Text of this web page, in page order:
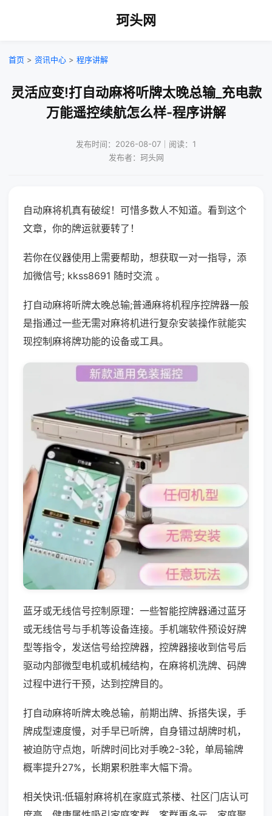
珂头网
首页 > 资讯中心 > 程序讲解
灵活应变!打自动麻将听牌太晚总输_充电款
万能遥控续航怎么样-程序讲解
发布时间：2026-08-07｜阅读：1
发布者：珂头网
自动麻将机真有破绽！可惜多数人不知道。看到这个
文章，你的牌运就要转了！
若你在仪器使用上需要帮助，想获取一对一指导，添
加微信号; kkss8691 随时交流 。
打自动麻将听牌太晚总输;普通麻将机程序控牌器一般
是指通过一些无需对麻将机进行复杂安装操作就能实
现控制麻将牌功能的设备或工具。
蓝牙或无线信号控制原理：一些智能控牌器通过蓝牙
或无线信号与手机等设备连接。手机端软件预设好牌
型等指令，发送信号给控牌器，控牌器接收到信号后
驱动内部微型电机或机械结构，在麻将机洗牌、码牌
过程中进行干预，达到控牌目的。
打自动麻将听牌太晚总输，前期出牌、拆搭失误，手
牌成型速度慢，对手早已听牌，自身错过胡牌时机，
被迫防守点炮，听牌时间比对手晚2-3轮，单局输牌
概率提升27%，长期累积胜率大幅下滑。
相关快讯:低辐射麻将机在家庭式茶楼、社区门店认可